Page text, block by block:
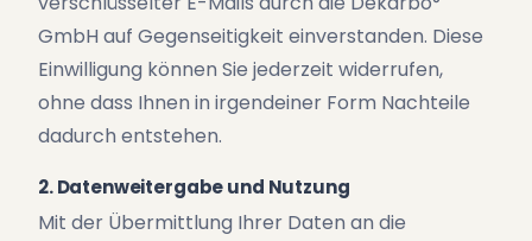
GmbH auf Gegenseitigkeit einverstanden. Diese
Einwilligung können Sie jederzeit widerrufen,
ohne dass Ihnen in irgendeiner Form Nachteile
dadurch entstehen.
2. Datenweitergabe und Nutzung
Mit der Übermittlung Ihrer Daten an die